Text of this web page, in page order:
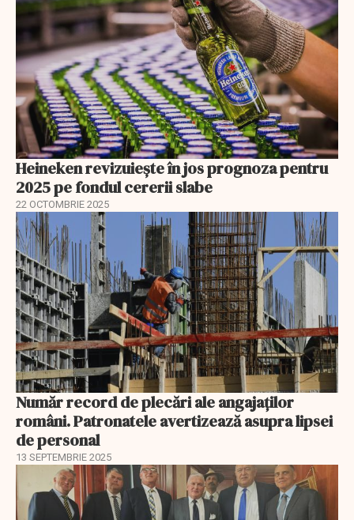
Heineken revizuiește în jos prognoza pentru
2025 pe fondul cererii slabe
22 OCTOMBRIE 2025
Număr record de plecări ale angajaților
români. Patronatele avertizează asupra lipsei
de personal
13 SEPTEMBRIE 2025